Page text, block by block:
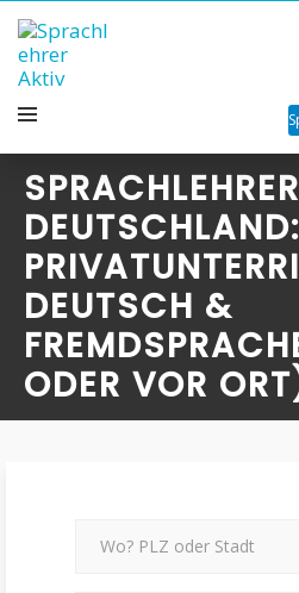
DEUTSCHLAND:
DEUTSCH &
ODER VOR